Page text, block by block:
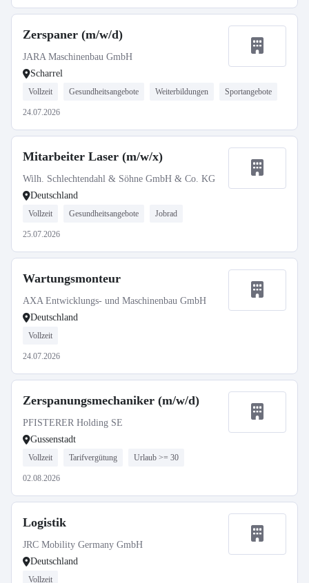
Zerspaner (m/w/d)
JARA Maschinenbau GmbH
Scharrel
Vollzeit Gesundheitsangebote Weiterbildungen Sportangebote
24.07.2026
Mitarbeiter Laser (m/w/x)
Wilh. Schlechtendahl & Söhne GmbH & Co. KG
Deutschland
Vollzeit Gesundheitsangebote Jobrad
25.07.2026
Wartungsmonteur
AXA Entwicklungs- und Maschinenbau GmbH
Deutschland
Vollzeit
24.07.2026
Zerspanungsmechaniker (m/w/d)
PFISTERER Holding SE
Gussenstadt
Vollzeit Tarifvergütung Urlaub >= 30
02.08.2026
Logistik
JRC Mobility Germany GmbH
Deutschland
Vollzeit